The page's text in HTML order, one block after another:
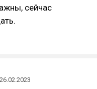
сейчас
26.02.2023